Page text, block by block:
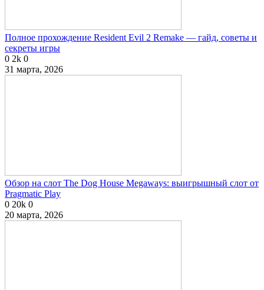
Полное прохождение Resident Evil 2 Remake — гайд, советы и
секреты игры
0 2k 0
31 марта, 2026
Обзор на слот The Dog House Megaways: выигрышный слот от
Pragmatic Play
0 20k 0
20 марта, 2026